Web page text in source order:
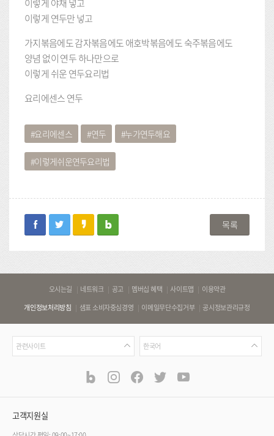
이렇게 야채 넣고
이렇게 연두만 넣고
가지볶음에도 감자볶음에도 애호박볶음에도 숙주볶음에도
양념 없이 연두 하나만으로
이렇게 쉬운 연두요리법
요리에센스 연두
요리에센스 연두 누가연두해요
이렇게쉬운연두요리법
facebooktwitterkakaostory
blog 목록
오시는길 네트워크 공고 멤버십 혜택 사이트맵
이용약관
개인정보처리방침
샘표 소비자중심경영 이메일무단수집거부 공시정보관리규정
관
련
관련사이트
언
어
한국어
널
blog instagramfacebook
twitter
고객지원실